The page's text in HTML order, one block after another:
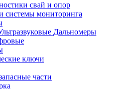
свай и опор
системы мониторинга
Дальномеры
ключи
части